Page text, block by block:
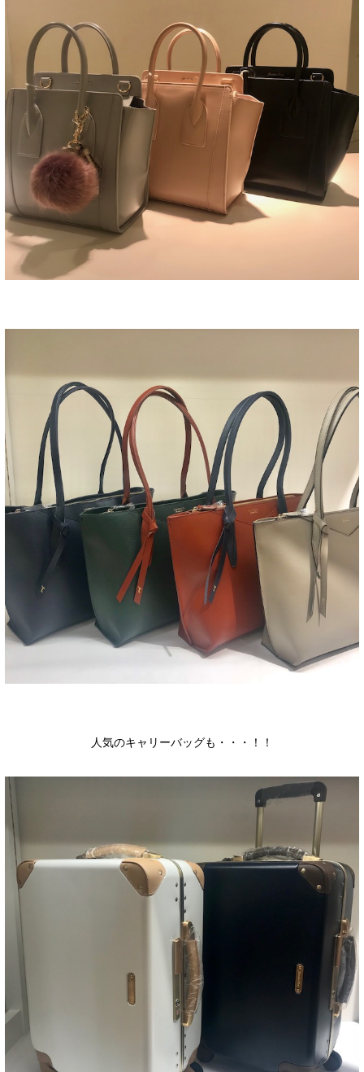
人気のキャリーバッグも・・・！！